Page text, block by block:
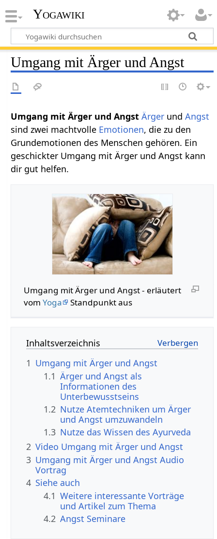
Yogawiki
Umgang mit Ärger und Angst
Umgang mit Ärger und AngstÄrger undAngst
sind zwei machtvolle Emotionen, die zu den
Grundemotionen des Menschen gehören. Ein
geschickter Umgang mit Ärger und Angst kann
dir gut helfen.
Umgang mit Ärger und Angst - erläutert
vom Yoga Standpunkt aus
Inhaltsverzeichnis
1 Umgang mit Ärger und Angst
1.1 Ärger und Angst als
Informationen des
Unterbewusstseins
1.2 Nutze Atemtechniken um Ärger
und Angst umzuwandeln
1.3 Nutze das Wissen des Ayurveda
2 Video Umgang mit Ärger und Angst
3 Umgang mit Ärger und Angst Audio
Vortrag
4 Siehe auch
4.1 Weitere interessante Vorträge
und Artikel zum Thema
4.2 Angst Seminare